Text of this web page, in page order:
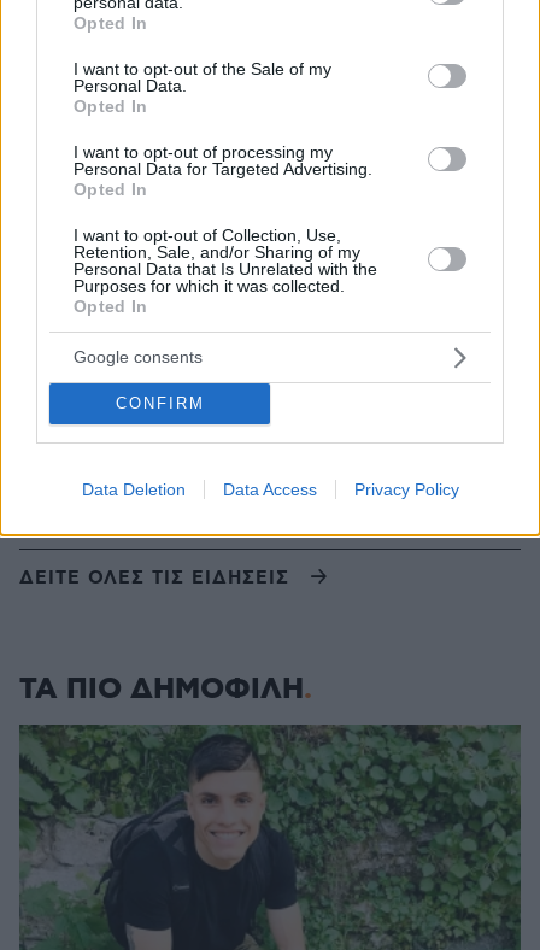
grant or deny consent to Google and its third-party tags to
use your data for below specified purposes in below Google
consent section.
Opted In
I want to opt-out of the Sale of my
Personal Data.
Opted In
I want to opt-out of processing my
Personal Data for Targeted Advertising.
Opted In
I want to opt-out of Collection, Use,
Retention, Sale, and/or Sharing of my
Personal Data that Is Unrelated with the
Purposes for which it was collected.
Opted In
Google consents
CONFIRM
Data Deletion Data Access Privacy Policy
Οι τελευταίες εβδομάδες των Summer Sales κρύβουν
Η επιστήμη πίσω από την τέλεια φάβα
πριν 20 λεπτά
Κόκκινο κρέας: Αυξάνει κατά 49% τον κίνδυνο διαβήτη
– Με τι να το αντικαταστήσετε
πριν 20 λεπτά
Γονικές παροχές: Οι παγίδες στις μεταφορές χρημάτων
που μπορεί να κοστίσουν σε φόρο
πριν 22 λεπτά
Συγκλονιστικό βίντεο από χειρουργείο την ώρα του
σεισμού των 7,1R στην Ιαπωνία: Τα πάντα κλυδωνίζονται,
δύο προσπάθησαν να προστατεύσουν τον ασθενή
λύκους στην Κεντρική Μακεδονία - Γιατί δεν
ΔΕΙΤΕ ΟΛΕΣ ΤΙΣ ΕΙΔΗΣΕΙΣ
ΤΑ ΠΙΟ ΔΗΜΟΦΙΛΗ